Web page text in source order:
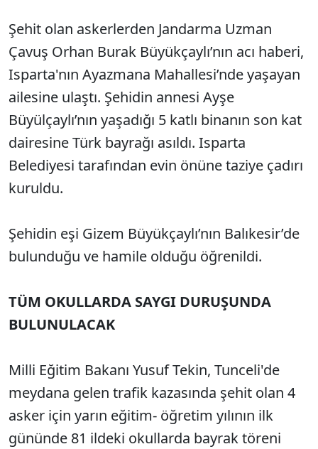
Şehit olan askerlerden Jandarma Uzman
Çavuş Orhan Burak Büyükçaylı’nın acı haberi,
Isparta'nın Ayazmana Mahallesi’nde yaşayan
ailesine ulaştı. Şehidin annesi Ayşe
Büyülçaylı’nın yaşadığı 5 katlı binanın son kat
dairesine Türk bayrağı asıldı. Isparta
Belediyesi tarafından evin önüne taziye çadırı
kuruldu.
Şehidin eşi Gizem Büyükçaylı’nın Balıkesir’de
bulunduğu ve hamile olduğu öğrenildi.
TÜM OKULLARDA SAYGI DURUŞUNDA
BULUNULACAK
Milli Eğitim Bakanı Yusuf Tekin, Tunceli'de
meydana gelen trafik kazasında şehit olan 4
asker için yarın eğitim- öğretim yılının ilk
gününde 81 ildeki okullarda bayrak töreni